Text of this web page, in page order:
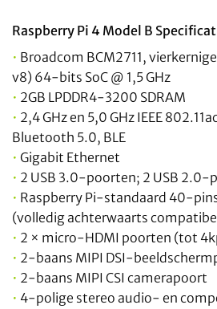
Raspberry Pi 4 Model B
• Broadcom BCM2711,
v8) 64-bits SoC @ 1,5 GHz
• 2GB LPDDR4-3200 SDRAM
• 2,4 GHz en 5,0 GHz IEEE
Bluetooth 5.0, BLE
• Gigabit Ethernet
• 2 USB 3.0-poorten; 2 USB 2.0-
• Raspberry Pi-standaard 40-
(volledig achterwaarts
• 2 × micro-HDMI poorten (tot
• 2-baans MIPI DSI-
• 2-baans MIPI CSI camerapoort
• 4-polige stereo audio- en